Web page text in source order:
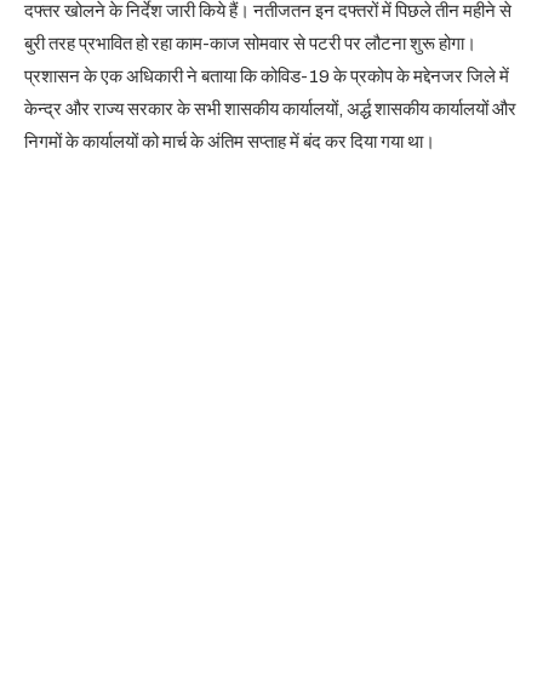
दफ्तर खोलने के निर्देश जारी किये हैं। नतीजतन इन दफ्तरों में पिछले तीन महीने से
बुरी तरह प्रभावित हो रहा काम-काज सोमवार से पटरी पर लौटना शुरू होगा।
प्रशासन के एक अधिकारी ने बताया कि कोविड-19 के प्रकोप के मद्देनजर जिले में
केन्द्र और राज्य सरकार के सभी शासकीय कार्यालयों, अर्द्ध शासकीय कार्यालयों और
निगमों के कार्यालयों को मार्च के अंतिम सप्ताह में बंद कर दिया गया था।